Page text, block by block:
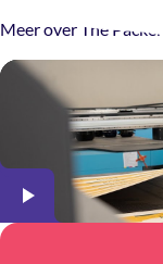
Meer over The Packery